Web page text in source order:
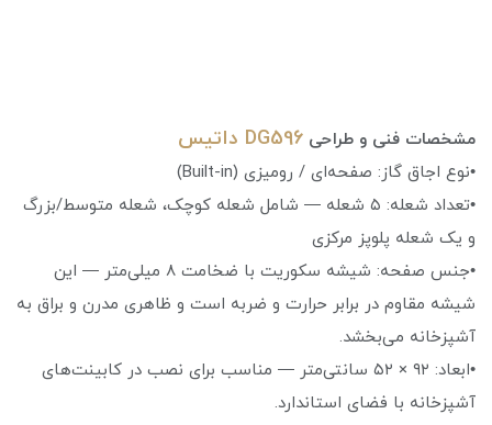
مشخصات فنی و طراحی DG596 داتیس
•نوع اجاق گاز: صفحه‌ای / رومیزی (Built-in)
•تعداد شعله: ۵ شعله — شامل شعله کوچک، شعله متوسط/بزرگ
و یک شعله پلوپز مرکزی
•جنس صفحه: شیشه سکوریت با ضخامت ۸ میلی‌متر — این
شیشه مقاوم در برابر حرارت و ضربه است و ظاهری مدرن و براق به
آشپزخانه می‌بخشد.
•ابعاد: ۹۲ × ۵۲ سانتی‌متر — مناسب برای نصب در کابینت‌های
آشپزخانه با فضای استاندارد.